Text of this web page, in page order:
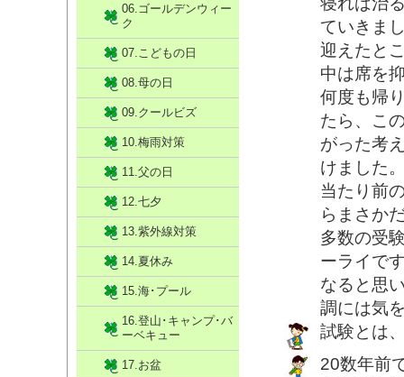
ていきま
迎えたと
中は席を
何度も帰
たら、こ
がった考
けました
当たり前
らまさか
多数の受
ーライで
なると思
調には気
試験とは
20数年前
06.ゴールデンウィー
ク
07.こどもの日
08.母の日
09.クールビズ
10.梅雨対策
11.父の日
12.七夕
13.紫外線対策
14.夏休み
15.海･プール
16.登山･キャンプ･バ
ーベキュー
17.お盆